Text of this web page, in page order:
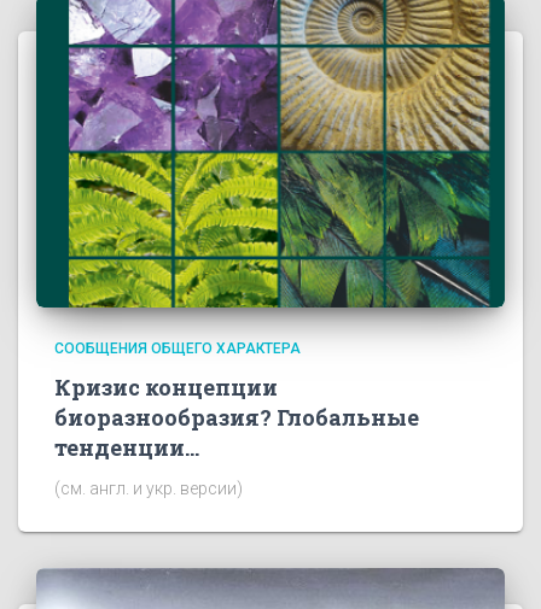
СООБЩЕНИЯ ОБЩЕГО ХАРАКТЕРА
Кризис концепции
биоразнообразия? Глобальные
тенденции…
(см. англ. и укр. версии)